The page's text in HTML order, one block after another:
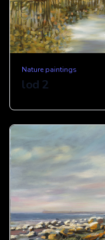
Nature paintings
lod 2